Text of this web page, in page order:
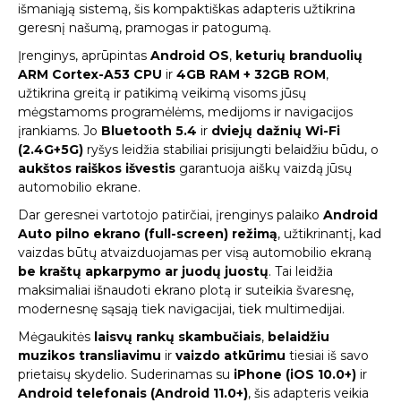
išmaniąją sistemą, šis kompaktiškas adapteris užtikrina
geresnį našumą, pramogas ir patogumą.
Įrenginys, aprūpintas Android OS, keturių branduolių
ARM Cortex-A53 CPU ir 4GB RAM + 32GB ROM,
užtikrina greitą ir patikimą veikimą visoms jūsų
mėgstamoms programėlėms, medijoms ir navigacijos
įrankiams. Jo Bluetooth 5.4 ir dviejų dažnių Wi-Fi
(2.4G+5G) ryšys leidžia stabiliai prisijungti belaidžiu būdu, o
aukštos raiškos išvestis garantuoja aiškų vaizdą jūsų
automobilio ekrane.
Dar geresnei vartotojo patirčiai, įrenginys palaiko Android
Auto pilno ekrano (full-screen) režimą, užtikrinantį, kad
vaizdas būtų atvaizduojamas per visą automobilio ekraną
be kraštų apkarpymo ar juodų juostų. Tai leidžia
maksimaliai išnaudoti ekrano plotą ir suteikia švaresnę,
modernesnę sąsają tiek navigacijai, tiek multimedijai.
Mėgaukitės laisvų rankų skambučiais, belaidžiu
muzikos transliavimu ir vaizdo atkūrimu tiesiai iš savo
prietaisų skydelio. Suderinamas su iPhone (iOS 10.0+) ir
Android telefonais (Android 11.0+), šis adapteris veikia